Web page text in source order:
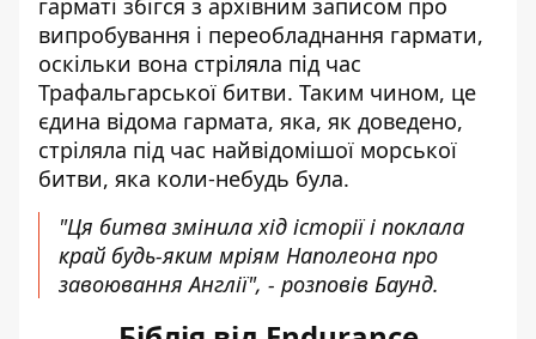
випробування і переобладнання гармати,
оскільки вона стріляла під час
Трафальгарської битви. Таким чином, це
єдина відома гармата, яка, як доведено,
стріляла під час найвідомішої морської
битви, яка коли-небудь була.
"Ця битва змінила хід історії і поклала
край будь-яким мріям Наполеона про
завоювання Англії", - розповів Баунд.